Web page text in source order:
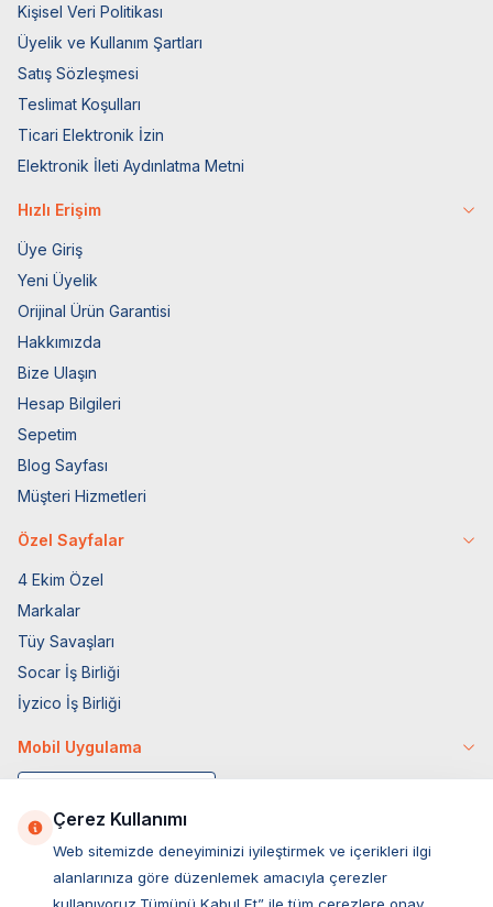
Kişisel Veri Politikası
Üyelik ve Kullanım Şartları
Satış Sözleşmesi
Teslimat Koşulları
Ticari Elektronik İzin
Elektronik İleti Aydınlatma Metni
Hızlı Erişim
Üye Giriş
Yeni Üyelik
Orijinal Ürün Garantisi
Hakkımızda
Bize Ulaşın
Hesap Bilgileri
Sepetim
Blog Sayfası
Müşteri Hizmetleri
Özel Sayfalar
4 Ekim Özel
Markalar
Tüy Savaşları
Socar İş Birliği
İyzico İş Birliği
Mobil Uygulama
Çerez Kullanımı
Web sitemizde deneyiminizi iyileştirmek ve içerikleri ilgi
alanlarınıza göre düzenlemek amacıyla çerezler